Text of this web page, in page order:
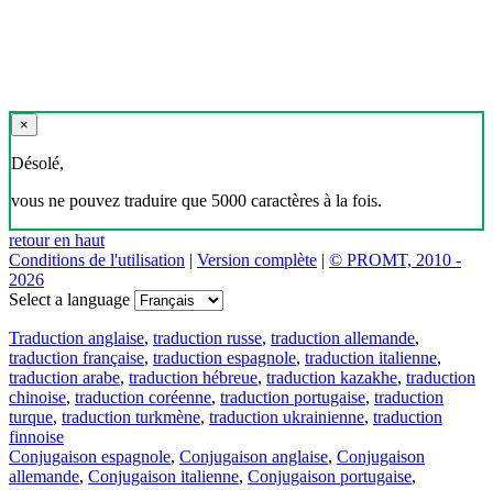
×
Désolé,
vous ne pouvez traduire que 5000 caractères à la fois.
retour en haut
Conditions de l'utilisation | Version complète | © PROMT, 2010 -
2026
Select a language
Traduction anglaise, traduction russe, traduction allemande,
traduction française, traduction espagnole, traduction italienne,
traduction arabe, traduction hébreue, traduction kazakhe, traduction
chinoise, traduction coréenne, traduction portugaise, traduction
turque, traduction turkmène, traduction ukrainienne, traduction
finnoise
Conjugaison espagnole, Conjugaison anglaise, Conjugaison
allemande, Conjugaison italienne, Conjugaison portugaise,